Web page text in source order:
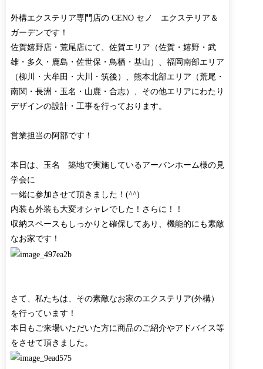
外構エクステリア専門店の CENO セノ エクステリア＆
ガーデンです！
佐賀嬉野店・荒尾店にて、佐賀エリア（佐賀・嬉野・武
雄・多久・鹿島・佐世保・鳥栖・基山）、福岡南部エリア
（柳川・大牟田・大川・筑後）、熊本北部エリア（荒尾・
南関・長洲・玉名・山鹿・合志）、その他エリアにわたり
デザインの設計・工事を行っております。
営業担当の阿部です！
本日は、玉名 築地で実施しているアーバンホーム様の見
学会に
一緒に参加させて頂きました！(^^)
内装も外装も大変オシャレでした！さらに！！
収納スペースもしっかりと確保してあり、機能的にも素敵
なお家です！
さて、私たちは、その素敵なお家のエクステリア(外構）
を行っています！
本日もご来場いただいた方に商品のご紹介やアドバイス等
をさせて頂きました。